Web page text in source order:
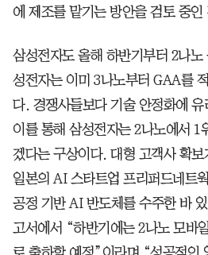
에 제조를 맡기는 방안을 검토 중인
삼성전자도 올해 하반기부터 2나
성전자는 이미 3나노부터 GAA를
다. 경쟁사들보다 기술 안정화에
이를 통해 삼성전자는 2나노에서 1
겠다는 구상이다. 대형 고객사 확
일본의 AI 스타트업 프리퍼드네트
공정 기반 AI 반도체를 수주한 바
고서에서 “하반기에는 2나노 모바